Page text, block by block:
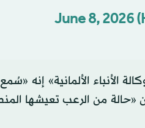
June 8, 2026
الألمانية» إنه
وإن «حالة من الرعب